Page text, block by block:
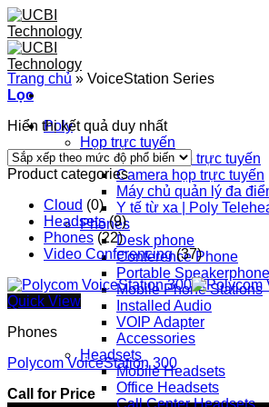
Skip
to
content
Poly
Họp trực tuyến
Thiết bị họp trực tuyến
Camera họp trực tuyến
Máy chủ quản lý đa
Y tế từ xa | Poly
Phones
Desk phone
Conference Phone
Portable
Mobile Phone Stations
Installed Audio
VOIP Adapter
Accessories
Headsets
Mobile Headsets
Office Headsets
Call Center Headsets
Trang chủ » VoiceStation Series
Lọc
Hiển thị kết quả duy nhất
Product categories
Cloud (0)
Headsets (9)
Phones (22)
Video Conferencing (37)
Quick View
Phones
Polycom VoiceStation 300
Call for Price